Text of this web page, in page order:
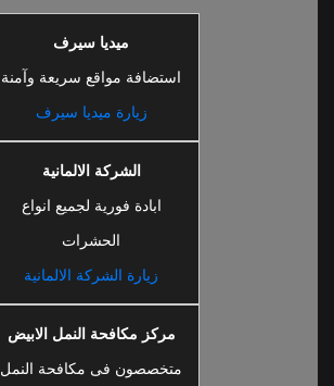
ميديا سيرف
استضافة مواقع سريعة وآمنة
زيارة ميديا سيرف
الشركة الالمانية
ابادة فورية لجميع انواع
الحشرات
زيارة الشركة الالمانية
مركز مكافحة النمل الابيض
متخصصون فى مكافحة النمل